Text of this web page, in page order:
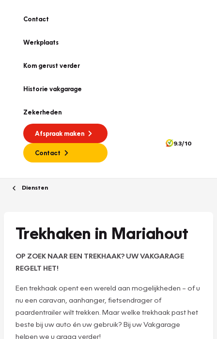
Contact
Werkplaats
Kom gerust verder
Historie vakgarage
Zekerheden
Afspraak maken
Contact
9.3/10
Diensten
Trekhaken in Mariahout
OP ZOEK NAAR EEN TREKHAAK? UW VAKGARAGE
REGELT HET!
Een trekhaak opent een wereld aan mogelijkheden – of u
nu een caravan, aanhanger, fietsendrager of
paardentrailer wilt trekken. Maar welke trekhaak past het
beste bij uw auto én uw gebruik? Bij uw Vakgarage
helpen we u graag verder!